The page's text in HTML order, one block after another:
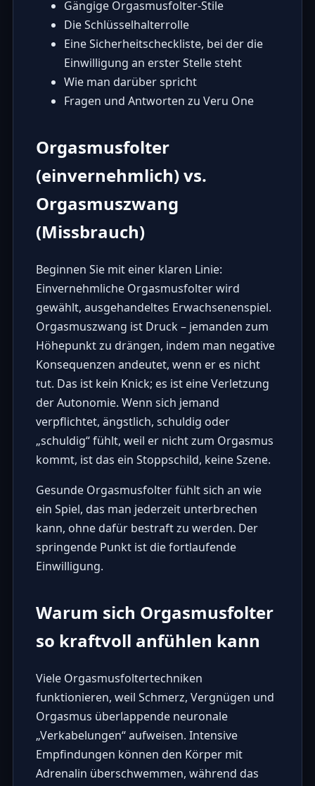
Gängige Orgasmusfolter-Stile
Die Schlüsselhalterrolle
Eine Sicherheitscheckliste, bei der die
Einwilligung an erster Stelle steht
Wie man darüber spricht
Fragen und Antworten zu Veru One
Orgasmusfolter
(einvernehmlich) vs.
Orgasmuszwang
(Missbrauch)
Beginnen Sie mit einer klaren Linie:
Einvernehmliche Orgasmusfolter wird
gewählt, ausgehandeltes Erwachsenenspiel.
Orgasmuszwang ist Druck – jemanden zum
Höhepunkt zu drängen, indem man negative
Konsequenzen andeutet, wenn er es nicht
tut. Das ist kein Knick; es ist eine Verletzung
der Autonomie. Wenn sich jemand
verpflichtet, ängstlich, schuldig oder
„schuldig“ fühlt, weil er nicht zum Orgasmus
kommt, ist das ein Stoppschild, keine Szene.
Gesunde Orgasmusfolter fühlt sich an wie
ein Spiel, das man jederzeit unterbrechen
kann, ohne dafür bestraft zu werden. Der
springende Punkt ist die fortlaufende
Einwilligung.
Warum sich Orgasmusfolter
so kraftvoll anfühlen kann
Viele Orgasmusfoltertechniken
funktionieren, weil Schmerz, Vergnügen und
Orgasmus überlappende neuronale
„Verkabelungen“ aufweisen. Intensive
Empfindungen können den Körper mit
Adrenalin überschwemmen, während das